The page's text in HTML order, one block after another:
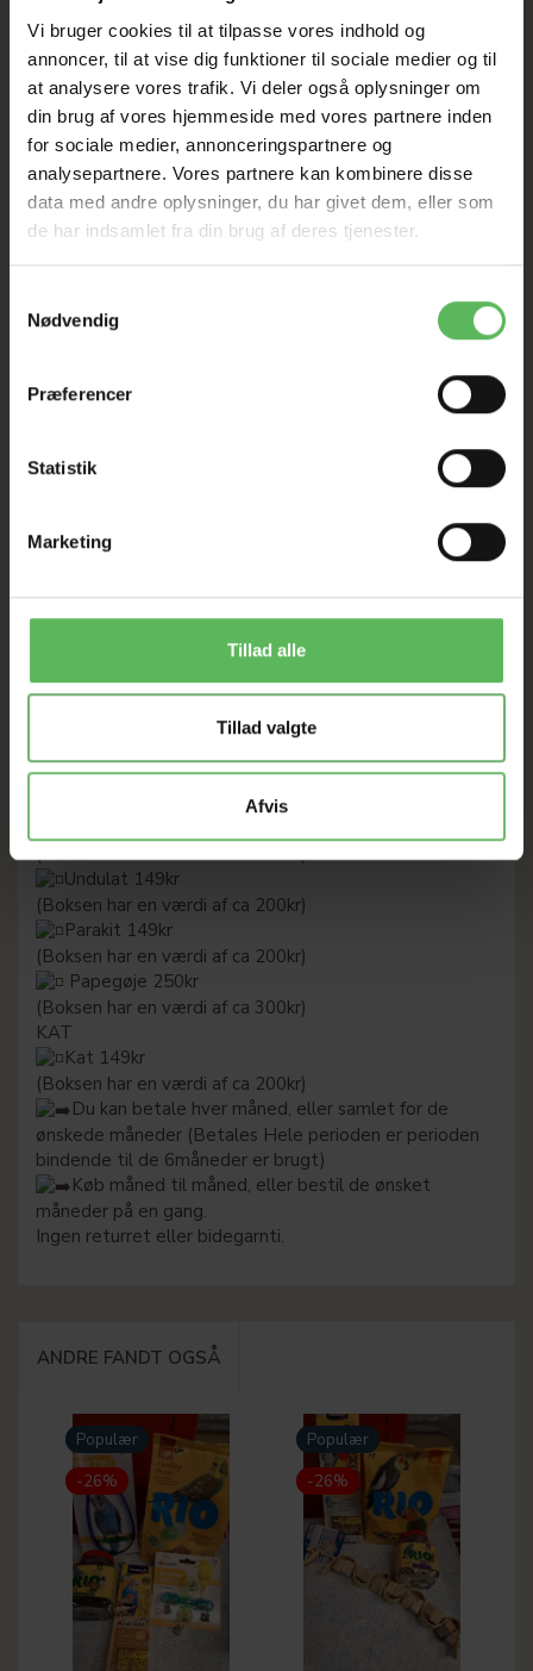
Vi bruger cookies til at tilpasse vores indhold og
annoncer, til at vise dig funktioner til sociale medier og til
at analysere vores trafik. Vi deler også oplysninger om
din brug af vores hjemmeside med vores partnere inden
for sociale medier, annonceringspartnere og
analysepartnere. Vores partnere kan kombinere disse
data med andre oplysninger, du har givet dem, eller som
de har indsamlet fra din brug af deres tjenester.
Nødvendig
Præferencer
Statistik
Marketing
Tillad alle
Tillad valgte
Afvis
BESKRIVELSE
NY BOKS HVER MÅNED MED NYE TING
PRIS 149-249KR, FÅ STEMPLEKORT, MED FORDELE
PÅ VED KØB AF 6 SAMMENHÆNGENDE MÅNEDER
ELLER HVER ANDEN MÅNED VED DEN AFTALE
Få den sendt eller hent i butikken
Har du specielle ønsker kan boksen laves efter
uden kylling-kun kornfri produkter OSV)
(Boksen har en værdi af ca 249kr)
Mellem hund 10-25kg 249kr
Stor Hund over 25kg 249kr
(Boksen har en værdi af ca 300kr)
GNAVER/FUGL (Kan laves til andre arter)
(Boksen har en værdi af ca 200kr)
Marsvin 149kr
(Boksen har en værdi af ca 200kr)
(Boksen har en værdi af ca 200kr)
Undulat 149kr
(Boksen har en værdi af ca 200kr)
Parakit 149kr
(Boksen har en værdi af ca 200kr)
Papegøje 250kr
(Boksen har en værdi af ca 300kr)
KAT
Kat 149kr
(Boksen har en værdi af ca 200kr)
Du kan betale hver måned, eller samlet for de
ønskede måneder (Betales Hele perioden er perioden
bindende til de 6måneder er brugt)
Køb måned til måned, eller bestil de ønsket
måneder på en gang.
Ingen returret eller bidegarnti.
ANDRE FANDT OGSÅ
Populær
-26%
Populær
-26%